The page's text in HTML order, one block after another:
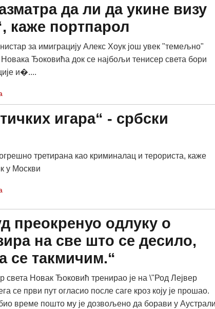
да ли да укине визу
каже портпарол
за имиграцију Алекс Хоук још увек "темељно"
Новака Ђоковића док се најбољи тенисер света бори
и�....
игара“ - србски
третирана као криминалац и терориста, каже
у Москви
преокренуо одлуку о
на све што се десило,
се такмичим.“
света Новак Ђоковић тренирао је на \"Род Лејвер
се први пут огласио после саге кроз коју је прошао.
време пошто му је дозвољено да борави у